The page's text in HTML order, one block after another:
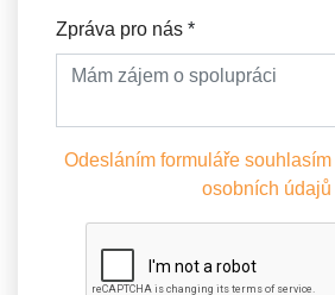
Zpráva pro nás *
Odesláním formuláře
osobních údajů